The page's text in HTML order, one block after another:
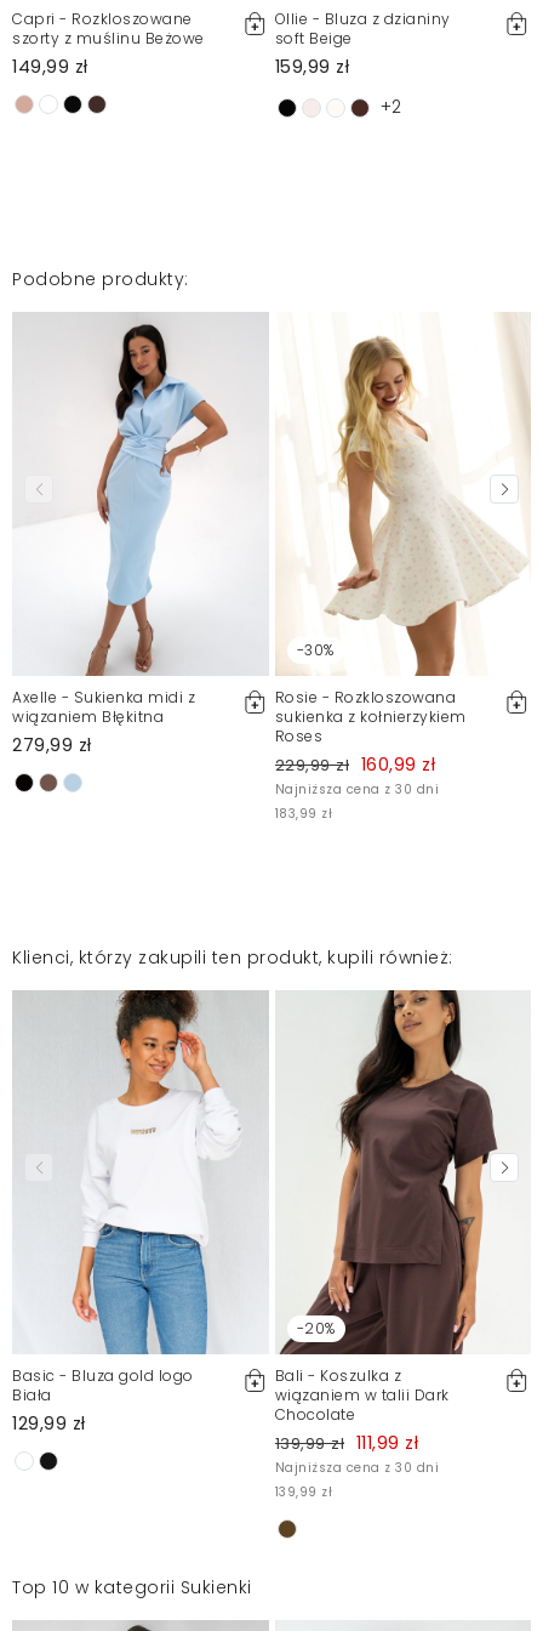
Regulaminie.
Zgłoś nielegalną treść
Capri - Rozkloszowane
szorty z muślinu Beżowe
149,99 zł
Ollie - Bluza z dzianiny
soft Beige
159,99 zł
+2
Podobne produkty:
Axelle - Sukienka midi z
wiązaniem Błękitna
279,99 zł
-30%
Rosie - Rozkloszowana
sukienka z kołnierzykiem
Roses
229,99 zł 160,99 zł
Najniższa cena z 30 dni
183,99 zł
Klienci, którzy zakupili ten produkt, kupili również:
Basic - Bluza gold logo
Biała
129,99 zł
-20%
Bali - Koszulka z
wiązaniem w talii Dark
Chocolate
139,99 zł 111,99 zł
Najniższa cena z 30 dni
139,99 zł
Top 10 w kategorii Sukienki